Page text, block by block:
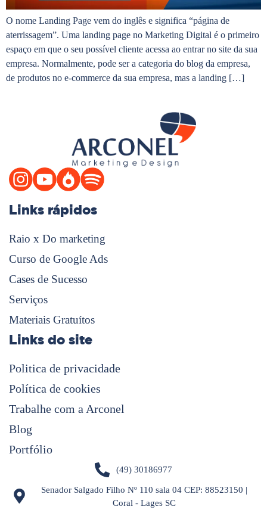
O nome Landing Page vem do inglês e significa “página de
aterrissagem”. Uma landing page no Marketing Digital é o primeiro
espaço em que o seu possível cliente acessa ao entrar no site da sua
empresa. Normalmente, pode ser a categoria do blog da empresa,
de produtos no e-commerce da sua empresa, mas a landing […]
Links rápidos
Raio x Do marketing
Curso de Google Ads
Cases de Sucesso
Serviços
Materiais Gratuítos
Links do site
Politica de privacidade
Política de cookies
Trabalhe com a Arconel
Blog
Portfólio
(49) 30186977
Senador Salgado Filho Nº 110 sala 04 CEP: 88523150 |
Coral - Lages SC